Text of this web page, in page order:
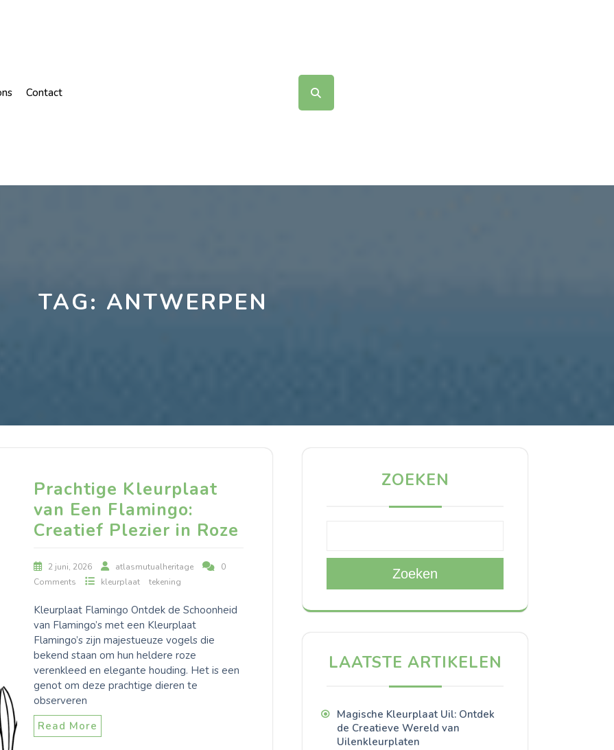
Contact
TAG: ANTWERPEN
Prachtige Kleurplaat
van Een Flamingo:
Creatief Plezier in Roze
2 juni, 2026 atlasmutualheritage
0
Comments
kleurplaat tekening
Kleurplaat Flamingo Ontdek de Schoonheid
van Flamingo’s met een Kleurplaat
Flamingo’s zijn majestueuze vogels die
bekend staan om hun heldere roze
verenkleed en elegante houding. Het is een
genot om deze prachtige dieren te
observeren
Read More
ZOEKEN
Zoeken
LAATSTE ARTIKELEN
Magische Kleurplaat Uil: Ontdek
de Creatieve Wereld van
Uilenkleurplaten